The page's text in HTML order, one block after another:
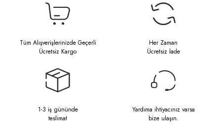
Tüm Alışverişlerinizde Geçerli
Ücretsiz Kargo
Her Zaman
Ücretsiz İade
1-3 iş gününde
teslimat
Yardıma ihtiyacınız varsa
bize ulaşın.